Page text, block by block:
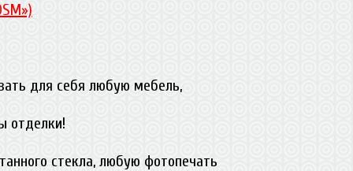
для себя любую мебель,
отделки!
стекла, любую фотопечать